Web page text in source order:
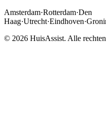
Amsterdam·Rotterdam·Den
Haag·Utrecht·Eindhoven·
© 2026 HuisAssist. Alle